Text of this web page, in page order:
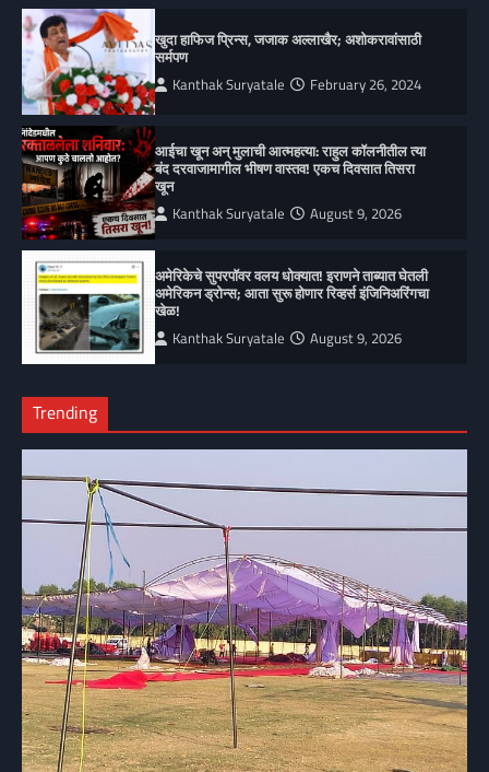
खुदा हाफिज प्रिन्स, जजाक अल्लाखैर; अशोकरावांसाठी
सर्मपण
Kanthak Suryatale February 26, 2024
आईचा खून अन् मुलाची आत्महत्या: राहुल कॉलनीतील त्या
बंद दरवाजामागील भीषण वास्तव! एकच दिवसात तिसरा
खून
Kanthak Suryatale August 9, 2026
अमेरिकेचे सुपरपॉवर वलय धोक्यात! इराणने ताब्यात घेतली
अमेरिकन ड्रोन्स; आता सुरू होणार रिव्हर्स इंजिनिअरिंगचा
खेळ!
Kanthak Suryatale August 9, 2026
Trending